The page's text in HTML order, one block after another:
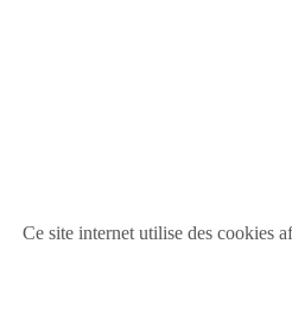
Ce site internet utilise des cookies